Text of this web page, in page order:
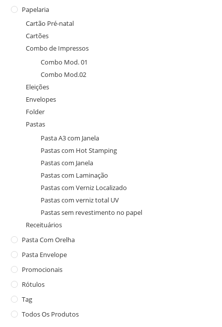
Papelaria
Cartão Pré-natal
Cartões
Combo de Impressos
Combo Mod. 01
Combo Mod.02
Eleições
Envelopes
Folder
Pastas
Pasta A3 com Janela
Pastas com Hot Stamping
Pastas com Janela
Pastas com Laminação
Pastas com Verniz Localizado
Pastas com verniz total UV
Pastas sem revestimento no papel
Receituários
Pasta Com Orelha
Pasta Envelope
Promocionais
Rótulos
Tag
Todos Os Produtos